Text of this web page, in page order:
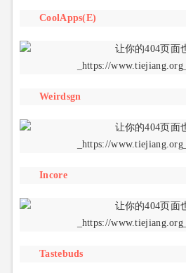
CoolApps(E)
Weirdsgn
Incore
Tastebuds